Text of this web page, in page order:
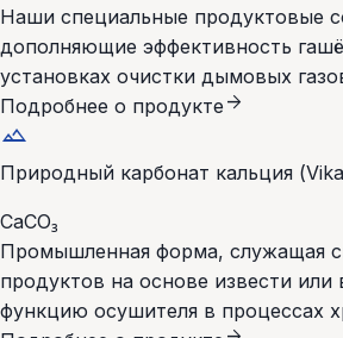
Наши специальные продуктовые
дополняющие эффективность
установках очистки дымовых
Подробнее о продукте arrow_forward
landscape
Природный карбонат кальция
CaCO₃
Промышленная форма, служащая
продуктов на основе извести
функцию осушителя в процессах